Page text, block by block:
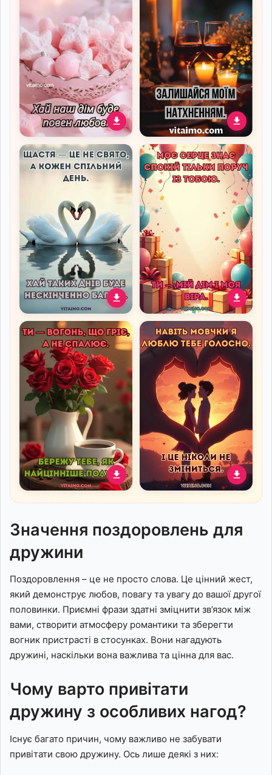
Романтичне новорічне
привітання для коханої з
рожевими зірками й
вогниками
Романтичне привітання з
Днем народження для
коханої жінки
Романтична листівка до
річниці весілля з двома
білими лебедями на воді
Яскрава святкова
листівка з кульками та
подарунками для коханої
жінки
Романтичне привітання
кави
Романтичне привітання
Значення поздоровлень для
дружини
Поздоровлення – це не просто слова. Це цінний жест,
який демонструє любов, повагу та увагу до вашої другої
половинки. Приємні фрази здатні зміцнити зв’язок між
вами, створити атмосферу романтики та зберегти
вогник пристрасті в стосунках. Вони нагадують
дружині, наскільки вона важлива та цінна для вас.
Чому варто привітати
дружину з особливих нагод?
Існує багато причин, чому важливо не забувати
привітати свою дружину. Ось лише деякі з них: